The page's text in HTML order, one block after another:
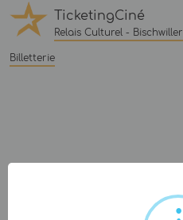
TicketingCiné
Relais Culturel - Bischwiller
Billetterie